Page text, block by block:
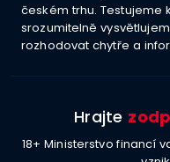
českém trhu. Testujeme
srozumitelně
rozhodovat chytře a
Hrajte
18+ Ministerstvo financí